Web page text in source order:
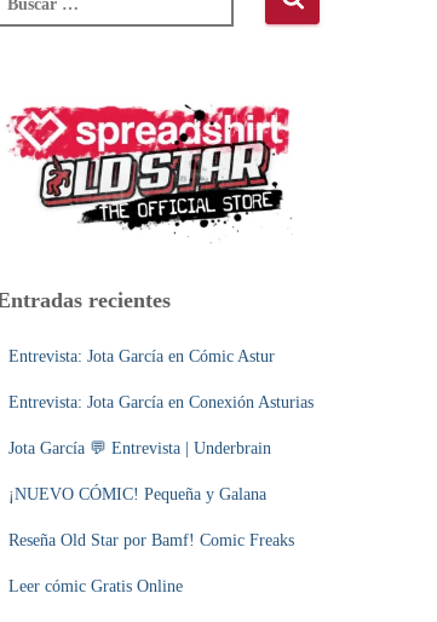
recientes
Entrevista: Jota García en Cómic Astur
Entrevista: Jota García en Conexión Asturias
Jota García 💬 Entrevista | Underbrain
¡NUEVO CÓMIC! Pequeña y Galana
Reseña Old Star por Bamf! Comic Freaks
Leer cómic Gratis Online